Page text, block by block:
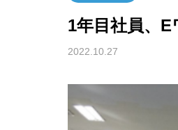
1年目社員、E
2022.10.27